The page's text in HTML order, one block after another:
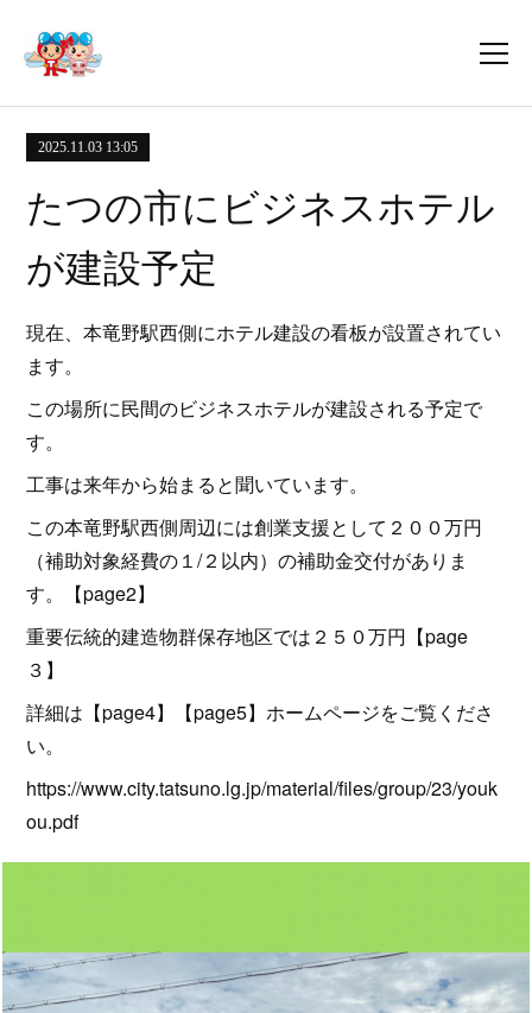
2025.11.03 13:05
たつの市にビジネスホテル
が建設予定
現在、本竜野駅西側にホテル建設の看板が設置されてい
ます。
この場所に民間のビジネスホテルが建設される予定で
す。
工事は来年から始まると聞いています。
この本竜野駅西側周辺には創業支援として２００万円
（補助対象経費の１/２以内）の補助金交付がありま
す。【page2】
重要伝統的建造物群保存地区では２５０万円【page
３】
詳細は【page4】【page5】ホームページをご覧くださ
い。
https://www.city.tatsuno.lg.jp/material/files/group/23/youk
ou.pdf